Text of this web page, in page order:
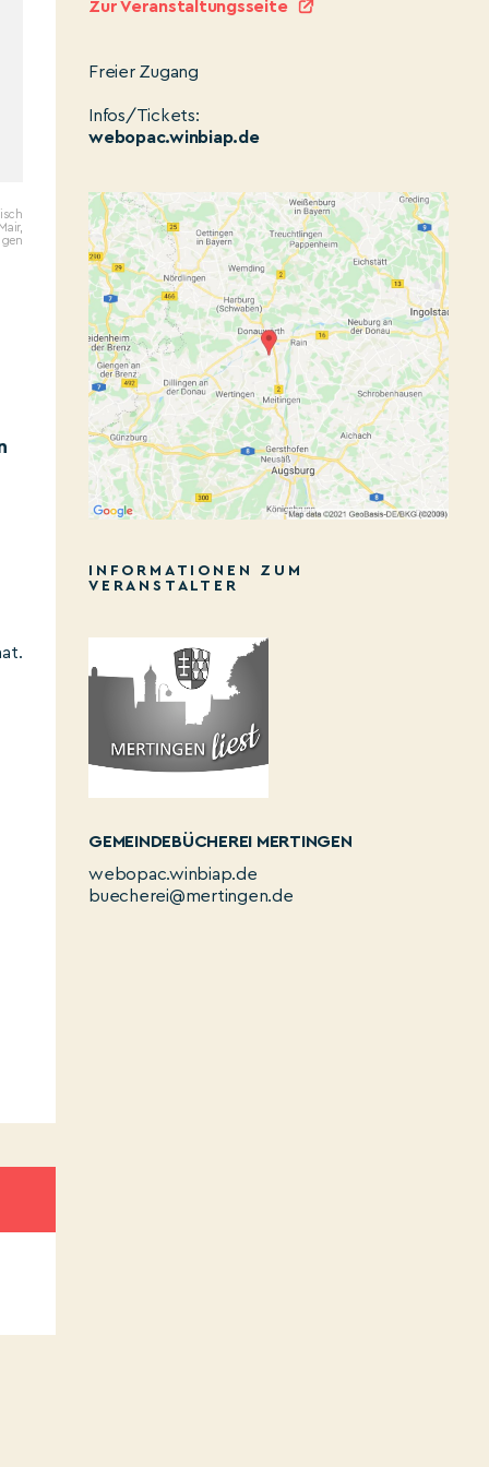
Zur Veranstaltungsseite
Freier Zugang
Infos/Tickets:
webopac.winbiap.de
INFORMATIONEN ZUM
VERANSTALTER
GEMEINDEBÜCHEREI MERTINGEN
webopac.winbiap.de
buecherei@mertingen.de